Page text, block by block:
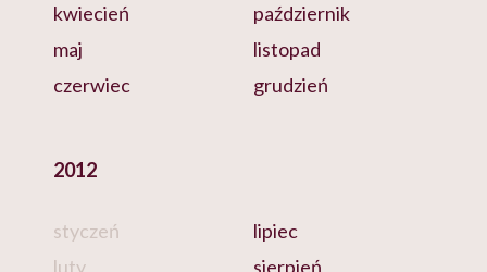
kwiecień
maj
czerwiec
październik
listopad
grudzień
2012
styczeń
luty
lipiec
sierpień